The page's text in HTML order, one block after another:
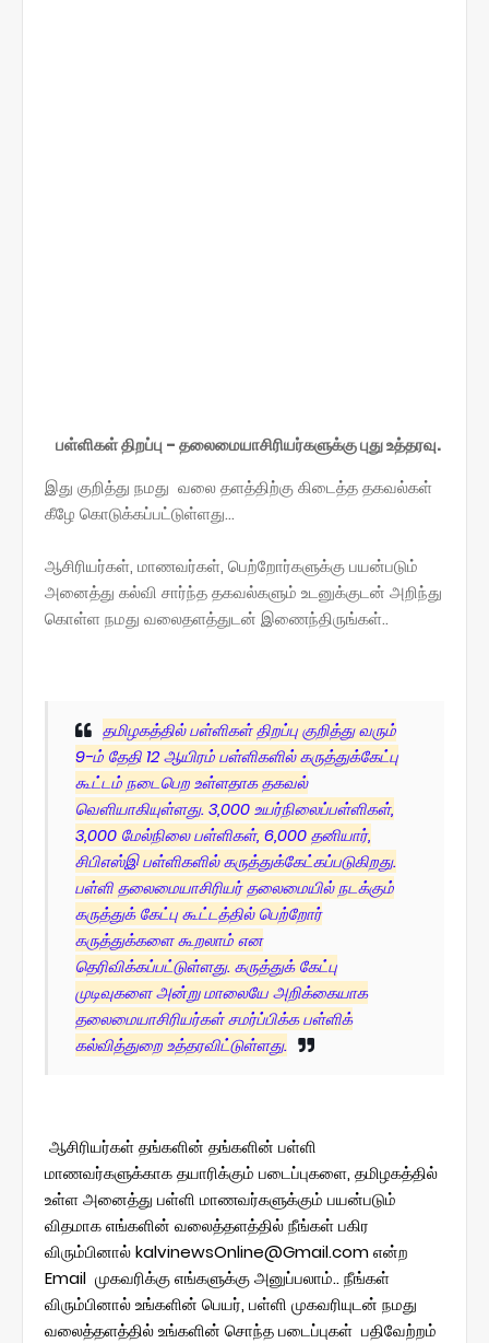
பள்ளிகள் திறப்பு - தலைமையாசிரியர்களுக்கு புது உத்தரவு.
இது குறித்து நமது வலை தளத்திற்கு கிடைத்த தகவல்கள்
கீழே கொடுக்கப்பட்டுள்ளது...
ஆசிரியர்கள், மாணவர்கள், பெற்றோர்களுக்கு பயன்படும்
அனைத்து கல்வி சார்ந்த தகவல்களும் உடனுக்குடன் அறிந்து
கொள்ள நமது வலைதளத்துடன் இணைந்திருங்கள்..
தமிழகத்தில் பள்ளிகள் திறப்பு குறித்து வரும்
9-ம் தேதி 12 ஆயிரம் பள்ளிகளில் கருத்துக்கேட்பு
கூட்டம் நடைபெற உள்ளதாக தகவல்
வெளியாகியுள்ளது. 3,000 உயர்நிலைப்பள்ளிகள்,
3,000 மேல்நிலை பள்ளிகள், 6,000 தனியார்,
சிபிஎஸ்இ பள்ளிகளில் கருத்துக்கேட்கப்படுகிறது.
பள்ளி தலைமையாசிரியர் தலைமையில் நடக்கும்
கருத்துக் கேட்பு கூட்டத்தில் பெற்றோர்
கருத்துக்களை கூறலாம் என
தெரிவிக்கப்பட்டுள்ளது. கருத்துக் கேட்பு
முடிவுகளை அன்று மாலையே அறிக்கையாக
தலைமையாசிரியர்கள் சமர்ப்பிக்க பள்ளிக்
கல்வித்துறை உத்தரவிட்டுள்ளது.
ஆசிரியர்கள் தங்களின் தங்களின் பள்ளி
மாணவர்களுக்காக தயாரிக்கும் படைப்புகளை, தமிழகத்தில்
உள்ள அனைத்து பள்ளி மாணவர்களுக்கும் பயன்படும்
விதமாக எங்களின் வலைத்தளத்தில் நீங்கள் பகிர
விரும்பினால் kalvinewsOnline@Gmail.com என்ற
Email முகவரிக்கு எங்களுக்கு அனுப்பலாம்.. நீங்கள்
விரும்பினால் உங்களின் பெயர், பள்ளி முகவரியுடன் நமது
வலைத்தளத்தில் உங்களின் சொந்த படைப்புகள் பதிவேற்றம்